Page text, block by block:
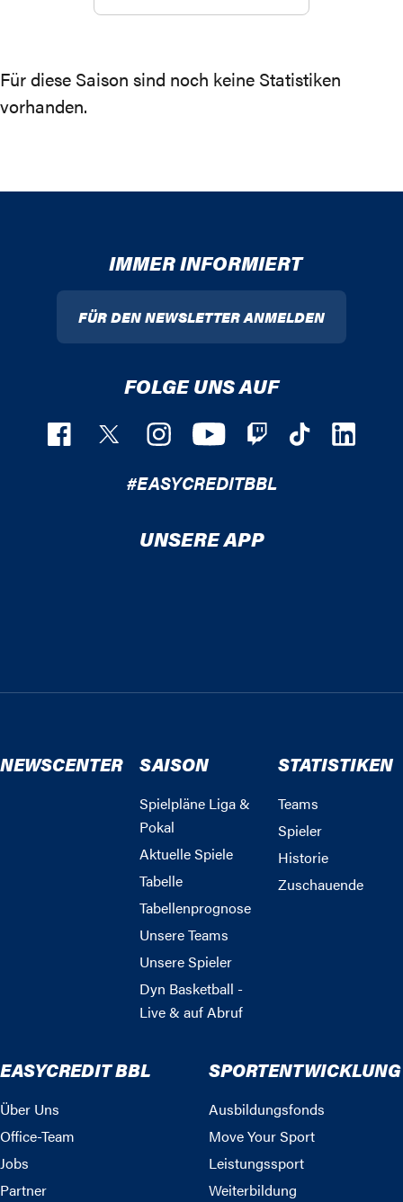
Für diese Saison sind noch keine Statistiken
vorhanden.
IMMER INFORMIERT
FÜR DEN NEWSLETTER ANMELDEN
FOLGE UNS AUF
#EASYCREDITBBL
UNSERE APP
NEWSCENTER SAISON
Spielpläne Liga &
Pokal
Aktuelle Spiele
Tabelle
Tabellenprognose
Unsere Teams
Unsere Spieler
Dyn Basketball -
Live & auf Abruf
STATISTIKEN
Teams
Spieler
Historie
Zuschauende
EASYCREDIT BBL
Über Uns
Office-Team
Jobs
Partner
SPORTENTWICKLUNG
Ausbildungsfonds
Move Your Sport
Leistungssport
Weiterbildung